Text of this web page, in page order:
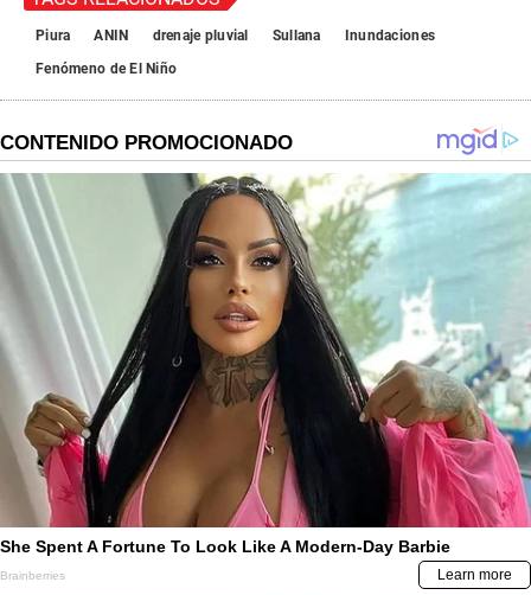
Piura ANIN drenaje pluvial Sullana
Inundaciones
Fenómeno de El Niño